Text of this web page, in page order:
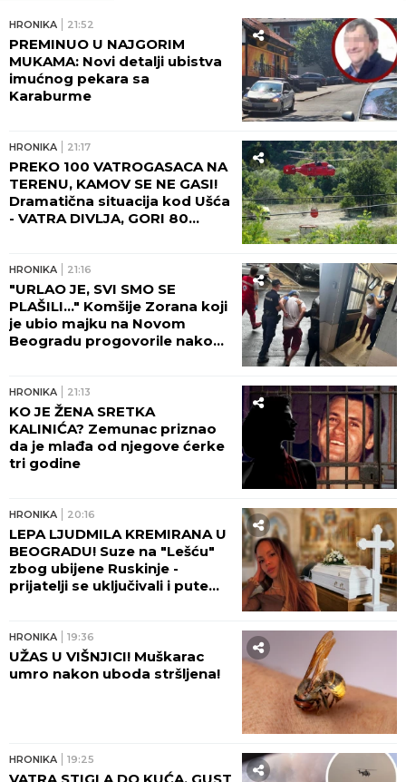
HRONIKA 21:52
PREMINUO U NAJGORIM
MUKAMA: Novi detalji ubistva
imućnog pekara sa
Karaburme
HRONIKA 21:17
PREKO 100 VATROGASACA NA
TERENU, KAMOV SE NE GASI!
Dramatična situacija kod Ušća
- VATRA DIVLJA, GORI 80
HRONIKA 21:16
"URLAO JE, SVI SMO SE
PLAŠILI..." Komšije Zorana koji
je ubio majku na Novom
Beogradu progovorile nakon
HRONIKA 21:13
KO JE ŽENA SRETKA
KALINIĆA? Zemunac priznao
da je mlađa od njegove ćerke
tri godine
HRONIKA 20:16
LEPA LJUDMILA KREMIRANA U
BEOGRADU! Suze na "Lešću"
zbog ubijene Ruskinje -
prijatelji se uključivali i putem
HRONIKA 19:36
UŽAS U VIŠNJICI! Muškarac
umro nakon uboda stršljena!
HRONIKA 19:25